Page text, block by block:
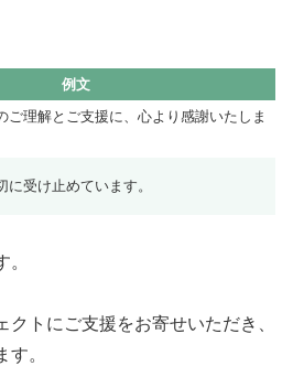
例文
ご理解とご支援に、心より感謝いたしま
に受け止めています。
クトにご支援をお寄せいただき、
。